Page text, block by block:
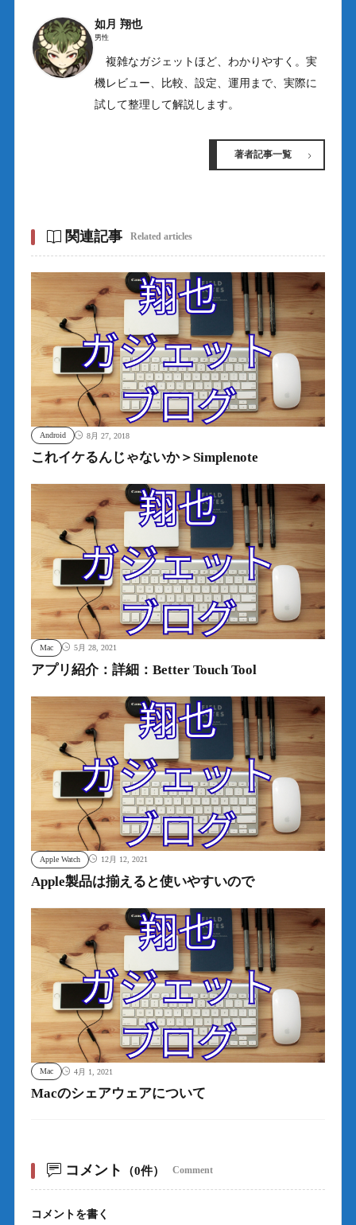
如月 翔也
男性
複雑なガジェットほど、わかりやすく。実
機レビュー、比較、設定、運用まで、実際に
試して整理して解説します。
著者記事一覧
関連記事 Related articles
Android 8月 27, 2018
これイケるんじゃないか＞Simplenote
Mac 5月 28, 2021
アプリ紹介：詳細：Better Touch Tool
Apple Watch 12月 12, 2021
Apple製品は揃えると使いやすいので
Mac 4月 1, 2021
Macのシェアウェアについて
コメント （0件） Comment
コメントを書く